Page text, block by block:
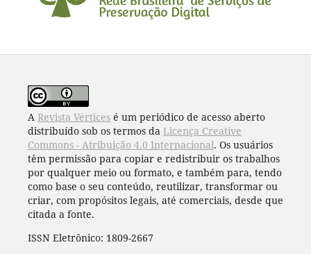
A Revista Vérticesé um periódico de acesso aberto
distribuído sob os termos da Licença Creative
Commons - Atribuição 4.0 Internacional. Os usuários
têm permissão para copiar e redistribuir os trabalhos
por qualquer meio ou formato, e também para, tendo
como base o seu conteúdo, reutilizar, transformar ou
criar, com propósitos legais, até comerciais, desde que
citada a fonte.
ISSN Eletrônico: 1809-2667